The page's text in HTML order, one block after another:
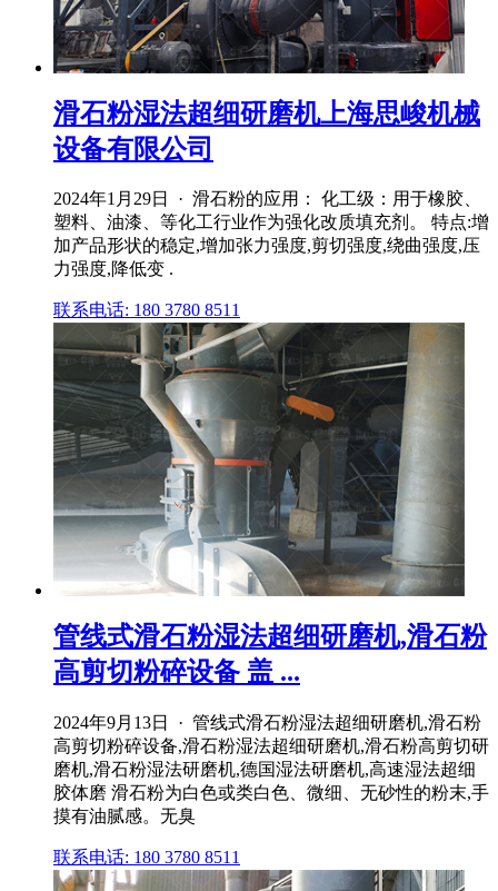
滑石粉湿法超细研磨机上海思峻机械
设备有限公司
2024年1月29日 · 滑石粉的应用： 化工级：用于橡胶、
塑料、油漆、等化工行业作为强化改质填充剂。 特点:增
加产品形状的稳定,增加张力强度,剪切强度,绕曲强度,压
力强度,降低变 .
联系电话: 180 3780 8511
管线式滑石粉湿法超细研磨机,滑石粉
高剪切粉碎设备 盖 ...
2024年9月13日 · 管线式滑石粉湿法超细研磨机,滑石粉
高剪切粉碎设备,滑石粉湿法超细研磨机,滑石粉高剪切研
磨机,滑石粉湿法研磨机,德国湿法研磨机,高速湿法超细
胶体磨 滑石粉为白色或类白色、微细、无砂性的粉末,手
摸有油腻感。无臭
联系电话: 180 3780 8511